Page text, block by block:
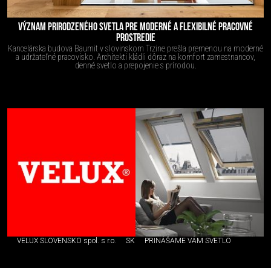
VÝZNAM PRIRODZENÉHO SVETLA PRE MODERNÉ A FLEXIBILNÉ PRACOVNÉ
PROSTREDIE
Kancelárska budova Baumit v slovinskom Trzine prešla premenou na moderné
a udržateľné pracovisko. Architekti kládli dôraz na komfort zamestnancov,
denné svetlo a prepojenie s prírodou.
VELUX SLOVENSKO spol. s r.o. SK PRINÁŠAME VÁM SVETLO